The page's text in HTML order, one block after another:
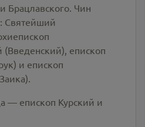
Брацлавского. Чин
Святейший
епископ
и епископ
— епископ Курский и